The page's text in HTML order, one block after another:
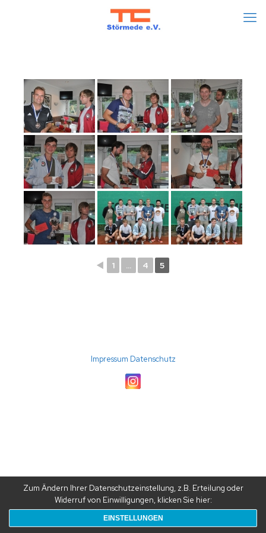
◄ 1 ... 4 5
Impressum Datenschutz
Zum Ändern Ihrer Datenschutzeinstellung, z.B. Erteilung oder
Widerruf von Einwilligungen, klicken Sie hier:
EINSTELLUNGEN